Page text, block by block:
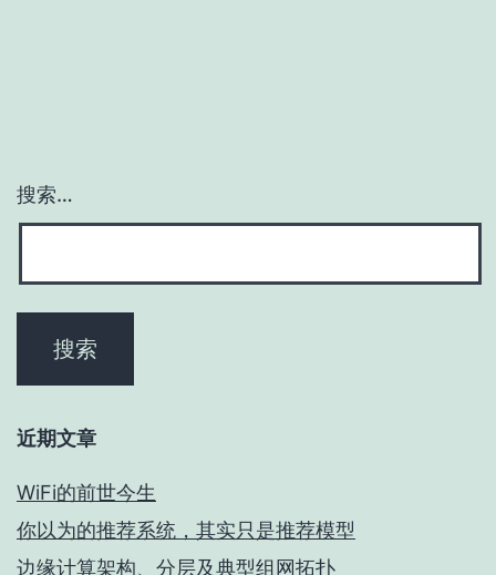
搜索…
近期文章
WiFi的前世今生
你以为的推荐系统，其实只是推荐模型
边缘计算架构、分层及典型组网拓扑